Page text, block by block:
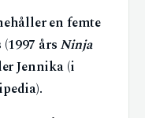
en femte
års Ninja
Jennika (i